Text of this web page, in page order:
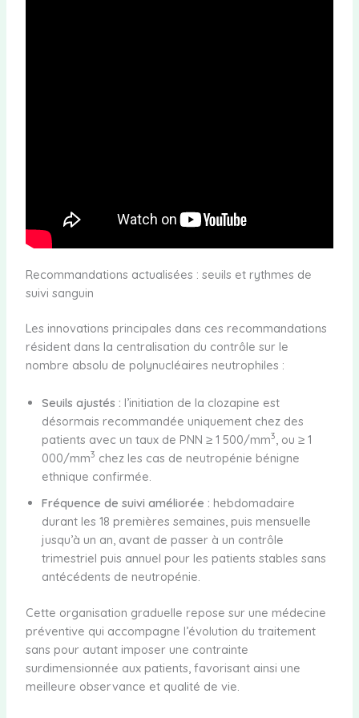
Recommandations actualisées : seuils et rythmes de
suivi sanguin
Les innovations principales dans ces recommandations
résident dans la centralisation du contrôle sur le
nombre absolu de polynucléaires neutrophiles :
Seuils ajustés : l’initiation de la clozapine est
désormais recommandée uniquement chez des
patients avec un taux de PNN ≥ 1 500/mm3
, ou ≥ 1
000/mm3 chez les cas de neutropénie bénigne
ethnique confirmée.
Fréquence de suivi améliorée : hebdomadaire
durant les 18 premières semaines, puis mensuelle
jusqu’à un an, avant de passer à un contrôle
trimestriel puis annuel pour les patients stables sans
antécédents de neutropénie.
Cette organisation graduelle repose sur une médecine
préventive qui accompagne l’évolution du traitement
sans pour autant imposer une contrainte
surdimensionnée aux patients, favorisant ainsi une
meilleure observance et qualité de vie.